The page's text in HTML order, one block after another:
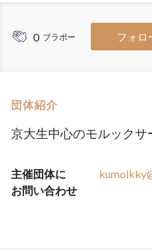
0 ブラボー フォロ
団体紹介
京大生中心のモルックサ
主催団体に
お問い合わせ